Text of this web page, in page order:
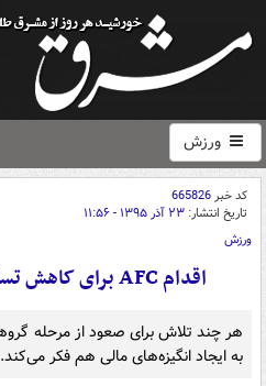
ورزش
کد خبر665826
تاریخ انتشار: ۲۳ آذر ۱۳۹۵ - ۱۱:۵۶
ورزش
اقدام AFC برای کاهش تساوی در لیگ قهرمانان
به ایجاد انگیزه‌های مالی هم فکر می‌کند.